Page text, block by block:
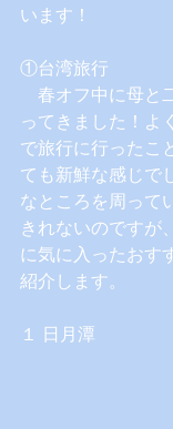
います！
①台湾旅行
春オフ中に母と
ってきました！よ
で旅行に行ったこ
ても新鮮な感じで
なところを周って
きれないのですが
に気に入ったおす
紹介します。
１ 日月潭